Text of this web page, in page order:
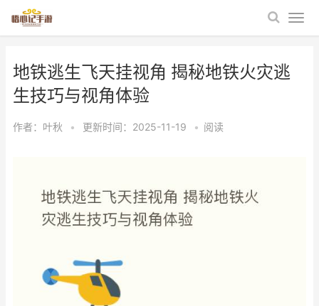
地铁逃生飞天挂视角 揭秘地铁火灾逃
生技巧与视角体验
作者： 叶秋 • 更新时间：2025-11-19 • 阅读